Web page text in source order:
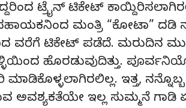
ಟ್ರೈನ್ ಟಿಕೇಟ್
ಮಂತ್ರಿ “ಕೋಟಾ” ದಡಿ
ವರೆಗೆ ಟಿಕೇಟ್ ಪಡೆದೆ. ಮರುದಿನ
ಹೊರಡುವುದಿತ್ತು.
ಇತ್ತ,
ಅವಶ್ಯಕತೆಯೇ ಇಲ್ಲ ಸುಮ್ಮನೆ ಗಾಡಿ